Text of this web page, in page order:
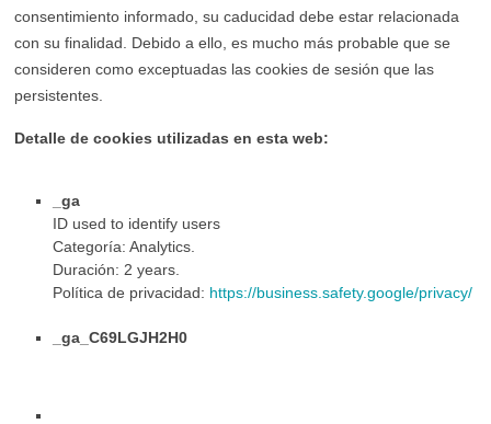
consentimiento informado, su caducidad debe estar relacionada
con su finalidad. Debido a ello, es mucho más probable que se
consideren como exceptuadas las cookies de sesión que las
persistentes.
Detalle de cookies utilizadas en esta web:
_ga
ID used to identify users
Categoría: Analytics.
Duración: 2 years.
Política de privacidad: https://business.safety.google/privacy/
_ga_C69LGJH2H0